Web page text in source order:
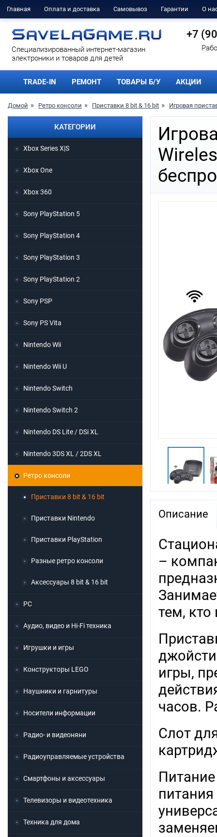
Главная Оплата и доставка Самовывоз Гарантии О
Cпециализированный интернет-магазин
электроники и товаров для детей
+7
TRADE-IN РЕМОНТ ТОВАРЫ Б/У АКЦИИ
Домой Ретро консоли Приставки 8 bit & 16 bit Игровая
Описание
–
тем,
игры,
часов.
Слот
КАТЕГОРИИ
Xbox Series X|S
Xbox One
Xbox 360
Sony PlayStation 5
Sony PlayStation 4
Sony PlayStation 3
Sony PlayStation 2
Sony PSP
Sony PS Vita
Nintendo Wii
Nintendo Wii U
Nintendo Switch
Nintendo Switch 2
Nintendo DS Lite / DSi XL
Nintendo 3DS XL / 2DS XL
Ретро консоли
Приставки 8 bit & 16 bit
Приставки Nintendo
Приставки PlayStation
Разные ретро консоли
Аксессуары 8 bit & 16 bit
PC
Аудио, видео и Hi-Fi техника
Игрушки и игры
Конструкторы LEGO
Наушники и гарнитуры
Носители информации
Радио- и видеоняни
Радиоуправляемые устройства
Смартфоны и аксессуары
Телевизоры и видеотехника
Техника для дома